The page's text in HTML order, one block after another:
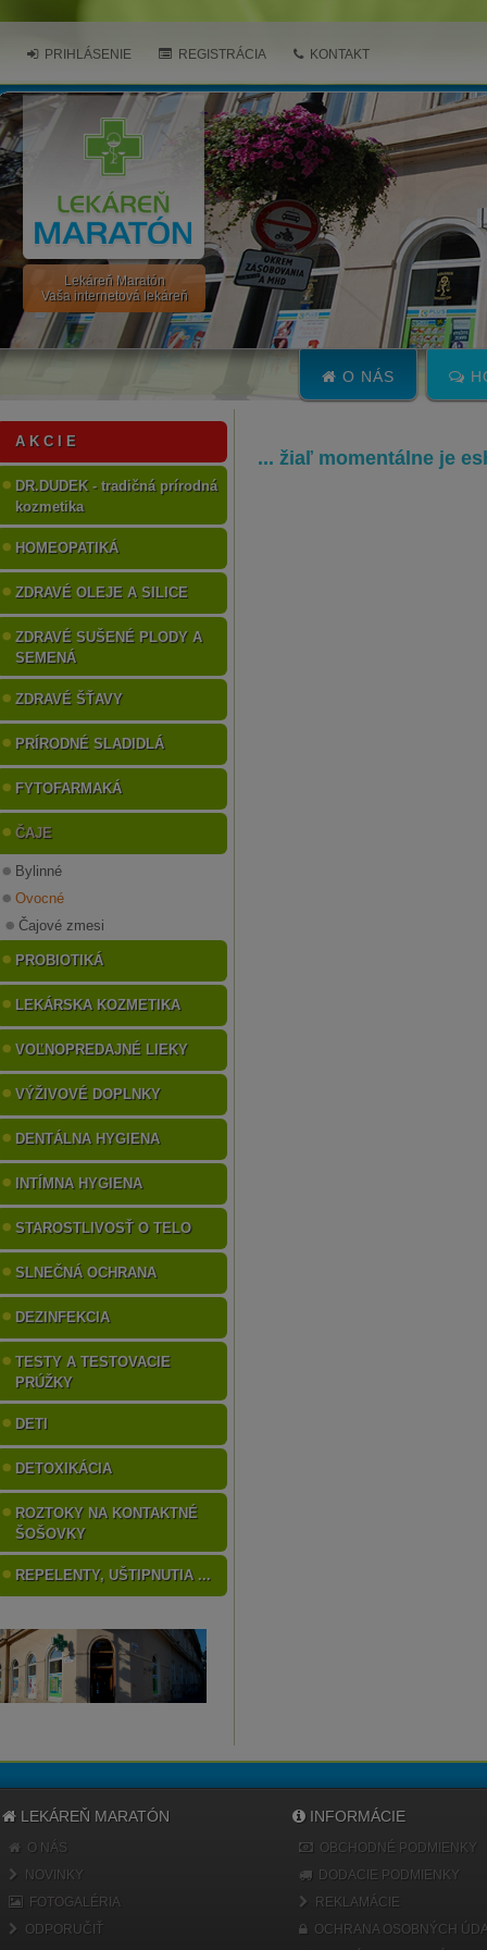
Lekáreň Maratón
Vaša internetová lekáreň
PRIHLÁSENIE REGISTRÁCIA KONTAKT
O NÁS
A K C I E
DR.DUDEK - tradičná prírodná
kozmetika
HOMEOPATIKÁ
ZDRAVÉ OLEJE A SILICE
ZDRAVÉ SUŠENÉ PLODY A
SEMENÁ
ZDRAVÉ ŠŤAVY
PRÍRODNÉ SLADIDLÁ
FYTOFARMAKÁ
ČAJE
Bylinné
Ovocné
Čajové zmesi
PROBIOTIKÁ
LEKÁRSKA KOZMETIKA
VOĽNOPREDAJNÉ LIEKY
VÝŽIVOVÉ DOPLNKY
DENTÁLNA HYGIENA
INTÍMNA HYGIENA
STAROSTLIVOSŤ O TELO
SLNEČNÁ OCHRANA
DEZINFEKCIA
TESTY A TESTOVACIE
PRÚŽKY
DETI
DETOXIKÁCIA
ROZTOKY NA KONTAKTNÉ
ŠOŠOVKY
REPELENTY, UŠTIPNUTIA ...
... žiaľ momentálne je
LEKÁREŇ MARATÓN
O NÁS
NOVINKY
FOTOGALÉRIA
ODPORUČIŤ
INFORMÁCIE
OBCHODNÉ PODMIENKY
DODACIE PODMIENKY
REKLAMÁCIE
OCHRANA OSOBNÝCH